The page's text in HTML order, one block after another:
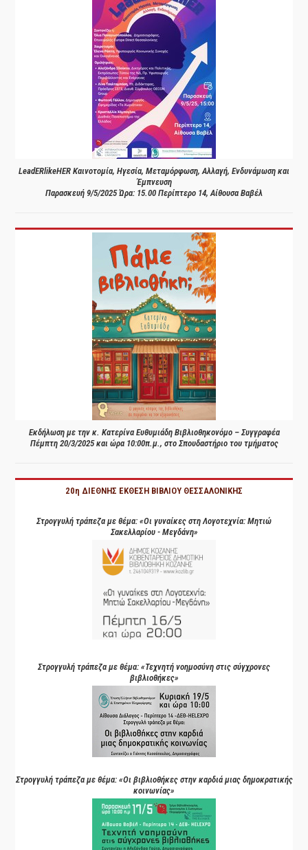
LeadERlikeHER Καινοτομία, Ηγεσία, Μεταμόρφωση, Αλλαγή, Ενδυνάμωση και
Έμπνευση
Παρασκευή 9/5/2025 Ώρα: 15.00 Περίπτερο 14, Αίθουσα Βαβέλ
Εκδήλωση με την κ. Κατερίνα Ευθυμιάδη Βιβλιοθηκονόμο – Συγγραφέα
Πέμπτη 20/3/2025 και ώρα 10:00π.μ., στο Σπουδαστήριο του τμήματος
20η ΔΙΕΘΝΗΣ ΕΚΘΕΣΗ ΒΙΒΛΙΟΥ ΘΕΣΣΑΛΟΝΙΚΗΣ
Στρογγυλή τράπεζα με θέμα: «Οι γυναίκες στη Λογοτεχνία: Μητιώ
Σακελλαρίου - Μεγδάνη»
Στρογγυλή τράπεζα με θέμα: «Τεχνητή νοημοσύνη στις σύγχρονες
βιβλιοθήκες»
Στρογγυλή τράπεζα με θέμα: «Οι βιβλιοθήκες στην καρδιά μιας δημοκρατικής
κοινωνίας»